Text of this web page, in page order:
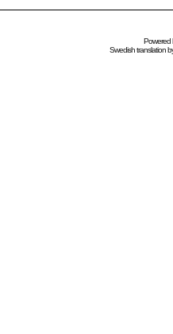
Powered
Swedishtranslation